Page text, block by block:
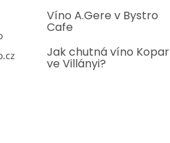
Víno A.Gere v Bystro
Cafe
Jak chutná víno Kopar
ve Villányi?